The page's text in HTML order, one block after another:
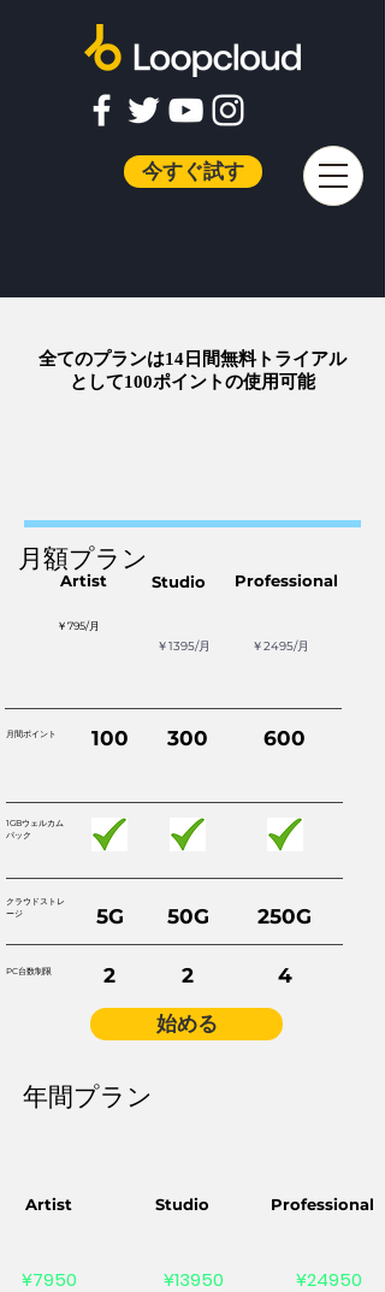
今すぐ試す
全てのプランは​14日間無料トライアル
として100ポイントの使用可能
Professional
​月額プラン
Studio
￥795/月
￥1395/月 ￥2495/月
月間ポイント 100 300 600
1GBウェルカム
パック
クラウドストレ
ージ
5G 50G 250G
PC台数制限 2 2
4
始める
​年間プラン
Studio Professional
¥7950 ¥13950 ¥24950